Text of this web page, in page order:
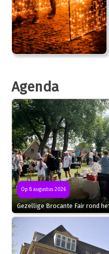
Agenda
Op 8 augustus 2026
Gezellige Brocante Fair rond